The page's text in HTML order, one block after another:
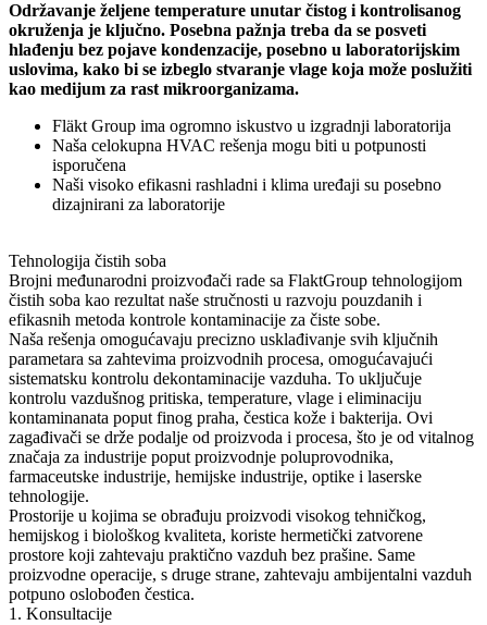
Održavanje željene temperature unutar čistog i kontrolisanog
okruženja je ključno. Posebna pažnja treba da se posveti
hlađenju bez pojave kondenzacije, posebno u laboratorijskim
uslovima, kako bi se izbeglo stvaranje vlage koja može poslužiti
kao medijum za rast mikroorganizama.
Fläkt Group ima ogromno iskustvo u izgradnji laboratorija
Naša celokupna HVAC rešenja mogu biti u potpunosti
isporučena
Naši visoko efikasni rashladni i klima uređaji su posebno
dizajnirani za laboratorije
Tehnologija čistih soba
Brojni međunarodni proizvođači rade sa FlaktGroup tehnologijom
čistih soba kao rezultat naše stručnosti u razvoju pouzdanih i
efikasnih metoda kontrole kontaminacije za čiste sobe.
Naša rešenja omogućavaju precizno usklađivanje svih ključnih
parametara sa zahtevima proizvodnih procesa, omogućavajući
sistematsku kontrolu dekontaminacije vazduha. To uključuje
kontrolu vazdušnog pritiska, temperature, vlage i eliminaciju
kontaminanata poput finog praha, čestica kože i bakterija. Ovi
zagađivači se drže podalje od proizvoda i procesa, što je od vitalnog
značaja za industrije poput proizvodnje poluprovodnika,
farmaceutske industrije, hemijske industrije, optike i laserske
tehnologije.
Prostorije u kojima se obrađuju proizvodi visokog tehničkog,
hemijskog i biološkog kvaliteta, koriste hermetički zatvorene
prostore koji zahtevaju praktično vazduh bez prašine. Same
proizvodne operacije, s druge strane, zahtevaju ambijentalni vazduh
potpuno oslobođen čestica.
1. Konsultacije